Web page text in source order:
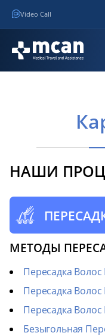
Video Call
НАШИ
МЕТОДЫ
Пересадка
Пересадка
Пересадка
Безыгольная